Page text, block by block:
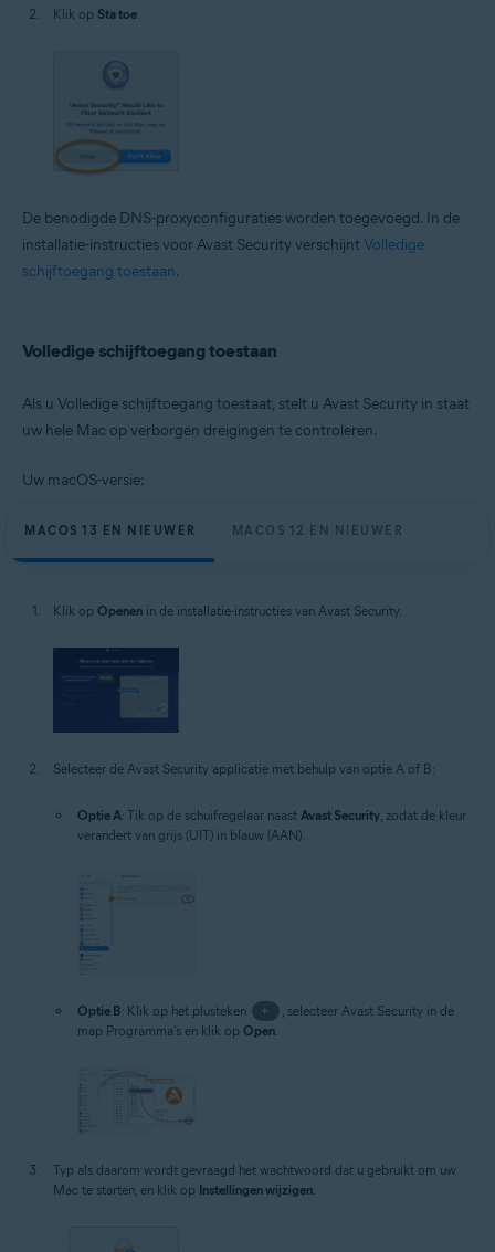
Klik op Sta toe
De benodigde DNS-proxyconfiguraties worden toegevoegd. In de
installatie-instructies voor Avast Security verschijnt Volledige
schijftoegang toestaan.
Volledige schijftoegang toestaan
Als u Volledige schijftoegang toestaat, stelt u Avast Security in staat
uw hele Mac op verborgen dreigingen te controleren.
Uw macOS-versie:
MACOS 13 EN NIEUWER MACOS 12 EN NIEUWER
Klik op Openen in de installatie-instructies van Avast Security.
Selecteer de Avast Security applicatie met behulp van optie A of B:
Optie A: Tik op de schuifregelaar naast Avast Security , zodat de kleur
verandert van grijs (UIT) in blauw (AAN).
Optie B: Klik op het plusteken +
, selecteer Avast Security in de
map Programma's en klik op Open.
Typ als daarom wordt gevraagd het wachtwoord dat u gebruikt om uw
Mac te starten, en klik op Instellingen wijzigen